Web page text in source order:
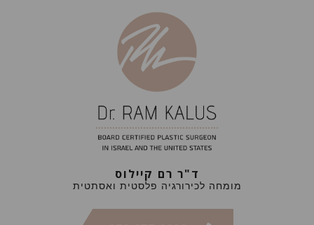
ד"ר רם קיילוס
מומחה לכירורגיה פלסטית ואסתטית